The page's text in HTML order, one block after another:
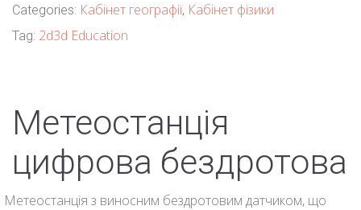
Categories: Кабінет географії, Кабінет фізики
Tag: 2d3d Education
Метеостанція
цифрова бездротова
Метеостанція з виносним бездротовим датчиком, що